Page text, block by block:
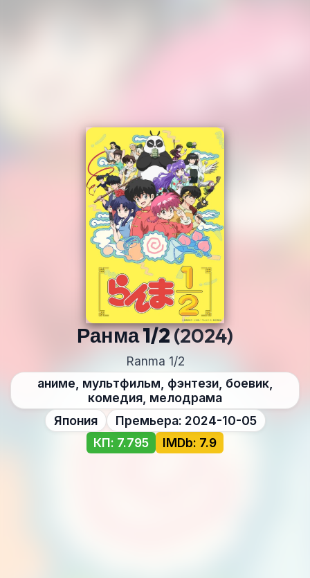
Ранма 1/2(2024)
Ranma 1/2
аниме, мультфильм, фэнтези, боевик,
комедия, мелодрама
Япония
Премьера: 2024-10-05
КП: 7.795
IMDb: 7.9